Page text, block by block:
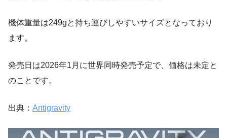
機体重量は249gと持ち運びしやすいサイズとなっており
ます。
発売日は2026年1月に世界同時発売予定で、価格は未定と
のことです。
出典： Antigravity